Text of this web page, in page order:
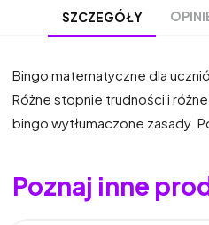
SZCZEGÓŁY
Bingo matematyczne dla
Różne stopnie trudności i różne
bingo wytłumaczone zasady.
Poznaj inne